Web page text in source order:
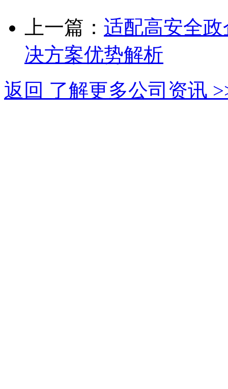
上一篇： 适配高安全
决方案优势解析
返回 了解更多公司资讯